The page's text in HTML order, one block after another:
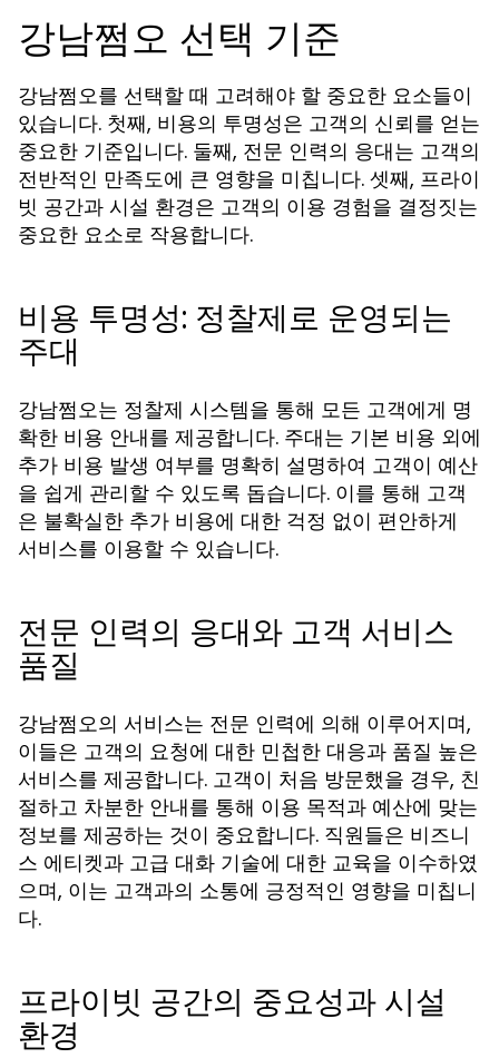
강남쩜오 선택 기준
강남쩜오를 선택할 때 고려해야 할 중요한 요소들이
있습니다. 첫째, 비용의 투명성은 고객의 신뢰를 얻는
중요한 기준입니다. 둘째, 전문 인력의 응대는 고객의
전반적인 만족도에 큰 영향을 미칩니다. 셋째, 프라이
빗 공간과 시설 환경은 고객의 이용 경험을 결정짓는
중요한 요소로 작용합니다.
비용 투명성: 정찰제로 운영되는
주대
강남쩜오는 정찰제 시스템을 통해 모든 고객에게 명
확한 비용 안내를 제공합니다. 주대는 기본 비용 외에
추가 비용 발생 여부를 명확히 설명하여 고객이 예산
을 쉽게 관리할 수 있도록 돕습니다. 이를 통해 고객
은 불확실한 추가 비용에 대한 걱정 없이 편안하게
서비스를 이용할 수 있습니다.
전문 인력의 응대와 고객 서비스
품질
강남쩜오의 서비스는 전문 인력에 의해 이루어지며,
이들은 고객의 요청에 대한 민첩한 대응과 품질 높은
서비스를 제공합니다. 고객이 처음 방문했을 경우, 친
절하고 차분한 안내를 통해 이용 목적과 예산에 맞는
정보를 제공하는 것이 중요합니다. 직원들은 비즈니
스 에티켓과 고급 대화 기술에 대한 교육을 이수하였
으며, 이는 고객과의 소통에 긍정적인 영향을 미칩니
다.
프라이빗 공간의 중요성과 시설
환경